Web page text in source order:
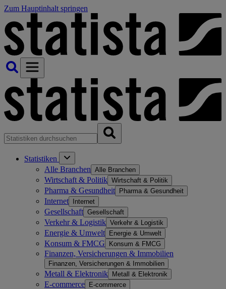
Zum Hauptinhalt springen
Statistiken
Alle Branchen Alle Branchen
Wirtschaft & Politik Wirtschaft & Politik
Pharma & Gesundheit Pharma & Gesundheit
Internet Internet
Gesellschaft Gesellschaft
Verkehr & Logistik Verkehr & Logistik
Energie & Umwelt Energie & Umwelt
Konsum & FMCG Konsum & FMCG
Finanzen, Versicherungen & Immobilien
Finanzen, Versicherungen & Immobilien
Metall & Elektronik Metall & Elektronik
E-commerce E-commerce